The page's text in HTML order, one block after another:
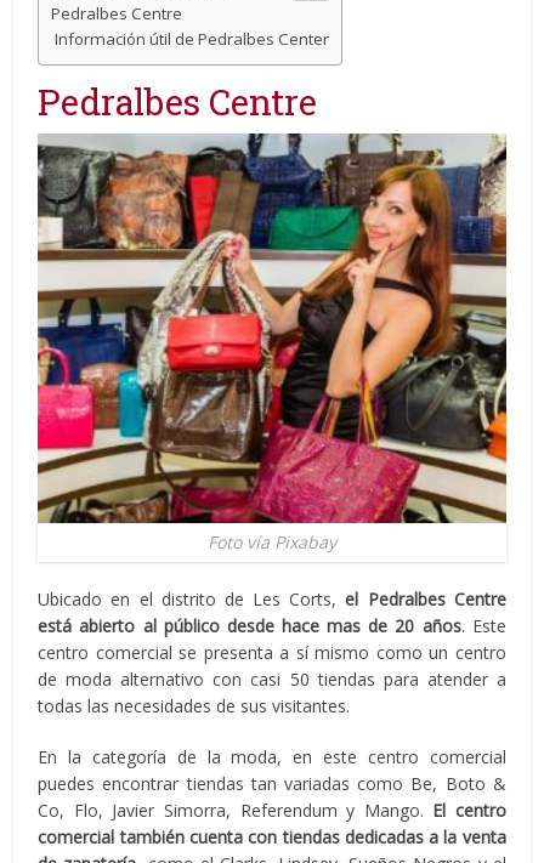
Pedralbes Centre
Información útil de Pedralbes Center
Pedralbes Centre
Foto vía Pixabay
Ubicado en el distrito de Les Corts,el Pedralbes Centre
está abierto al público desde hace mas de 20 años. Este
centro comercial se presenta a sí mismo como un centro
de moda alternativo con casi 50 tiendas para atender a
todas las necesidades de sus visitantes.
En la categoría de la moda, en este centro comercial
puedes encontrar tiendas tan variadas como Be, Boto &
Co, Flo, Javier Simorra, Referendum y Mango. El centro
comercial también cuenta con tiendas dedicadas a la venta